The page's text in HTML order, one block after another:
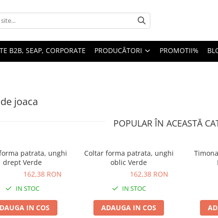
B2B, SEAP, CORPORATE PRODUCĂTORI PROMOTII%
joaca
POPULAR ÎN ACEASTĂ
patrata, unghi
drept Verde
162,38 RON
IN STOC
IN COS
Coltar forma patrata, unghi
oblic Verde
162,38 RON
IN STOC
ADAUGA IN COS